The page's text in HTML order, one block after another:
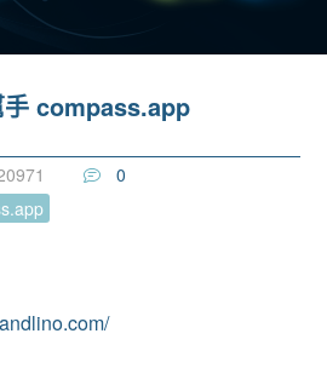
手 compass.app
0